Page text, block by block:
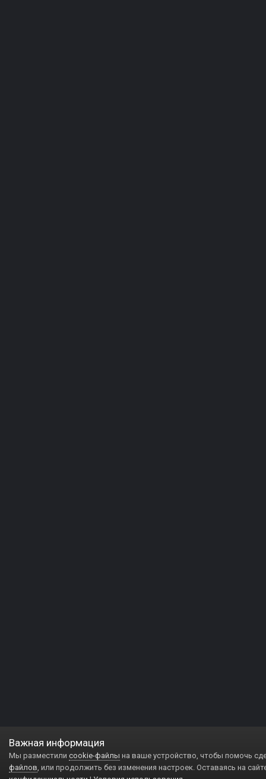
Важная информация
Мы разместили cookie-файлы на ваше устройство, чтобы помочь
файлов, или продолжить без изменения настроек. Оставаясь на